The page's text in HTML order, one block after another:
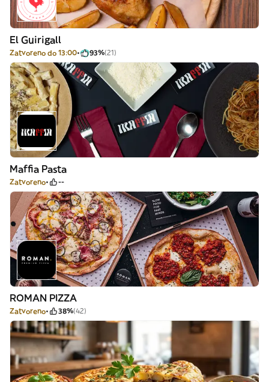
El Guirigall
Zatvoreno do 13:00 93%(21)
Maffia Pasta
Zatvoreno --
ROMAN PIZZA
Zatvoreno 38%(42)